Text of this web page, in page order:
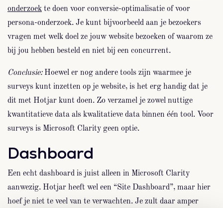
onderzoek te doen voor conversie-optimalisatie of voor
persona-onderzoek. Je kunt bijvoorbeeld aan je bezoekers
vragen met welk doel ze jouw website bezoeken of waarom ze
bij jou hebben besteld en niet bij een concurrent.
Conclusie:Hoewel er nog andere tools zijn waarmee je
surveys kunt inzetten op je website, is het erg handig dat je
dit met Hotjar kunt doen. Zo verzamel je zowel nuttige
kwantitatieve data als kwalitatieve data binnen één tool. Voor
surveys is Microsoft Clarity geen optie.
Dashboard
Een echt dashboard is juist alleen in Microsoft Clarity
aanwezig. Hotjar heeft wel een “Site Dashboard”, maar hier
hoef je niet te veel van te verwachten. Je zult daar amper